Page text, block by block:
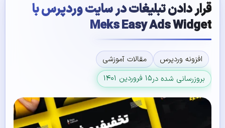
قرار دادن تبلیغات در سایت وردپرس با
Meks Easy Ads Widget
افزونه وردپرس
مقالات آموزشی
بروزرسانی شده در۱۵ فروردین ۱۴۰۱